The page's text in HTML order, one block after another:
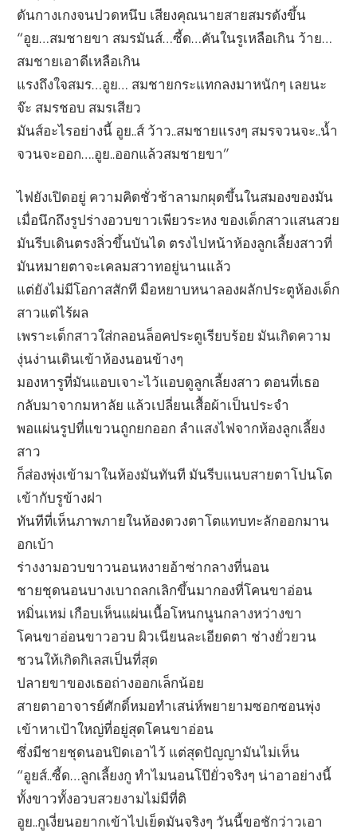
ดันกางเกงจนปวดหนึบ เสียงคุณนายสายสมรดังขึ้น
“อูย…สมชายขา สมรมันส์…ซี้ด…คันในรูเหลือเกิน ว้าย…
สมชายเอาดีเหลือเกิน
แรงถึงใจสมร…อูย… สมชายกระแทกลงมาหนักๆ เลยนะ
จ๊ะ สมรชอบ สมรเสียว
มันส์อะไรอย่างนี้ อูย..ส์ ว้าว..สมชายแรงๆ สมรจวนจะ..น้ำ
จวนจะออก….อูย..ออกแล้วสมชายขา”
ไฟยังเปิดอยู่ ความคิดชั่วช้าลามกผุดขึ้นในสมองของมัน
เมื่อนึกถึงรูปร่างอวบขาวเพียวระหง ของเด็กสาวแสนสวย
มันรีบเดินตรงลิ่วขึ้นบันได ตรงไปหน้าห้องลูกเลี้ยงสาวที่
มันหมายตาจะเคลมสวาทอยู่นานแล้ว
แต่ยังไม่มีโอกาสสักที มือหยาบหนาลองผลักประตูห้องเด็ก
สาวแต่ไร้ผล
เพราะเด็กสาวใส่กลอนล็อคประตูเรียบร้อย มันเกิดความ
งุ่นง่านเดินเข้าห้องนอนข้างๆ
มองหารูที่มันแอบเจาะไว้แอบดูลูกเลี้ยงสาว ตอนที่เธอ
กลับมาจากมหาลัย แล้วเปลี่ยนเสื้อผ้าเป็นประจำ
พอแผ่นรูปที่แขวนถูกยกออก ลำแสงไฟจากห้องลูกเลี้ยง
สาว
ก็ส่องพุ่งเข้ามาในห้องมันทันที มันรีบแนบสายตาโปนโต
เข้ากับรูข้างฝา
ทันทีที่เห็นภาพภายในห้องดวงตาโตแทบทะลักออกมาน
อกเบ้า
ร่างงามอวบขาวนอนหงายอ้าซ่ากลางที่นอน
ชายชุดนอนบางเบาถลกเลิกขึ้นมากองที่โคนขาอ่อน
หมิ่นเหม่ เกือบเห็นแผ่นเนื้อโหนกนูนกลางหว่างขา
โคนขาอ่อนขาวอวบ ผิวเนียนละเอียดตา ช่างยั่วยวน
ชวนให้เกิดกิเลสเป็นที่สุด
ปลายขาของเธอถ่างออกเล็กน้อย
สายตาอาจารย์ศักดิ์หมอทำเสน่ห์พยายามซอกซอนพุ่ง
เข้าหาเป้าใหญ่ที่อยู่สุดโคนขาอ่อน
ซึ่งมีชายชุดนอนปิดเอาไว้ แต่สุดปัญญามันไม่เห็น
“อูยส์..ซี้ด…ลูกเลี้ยงกู ทำไมนอนโป๊ยั่วจริงๆ น่าอาอย่างนี้
ทั้งขาวทั้งอวบสวยงามไม่มีที่ติ
อูย..กูเงี่ยนอยากเข้าไปเย็ดมันจริงๆ วันนี้ขอชักว่าวเอา